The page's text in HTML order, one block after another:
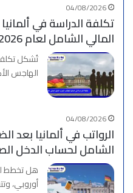
04/08/2026
تكلفة الدراسة في
المالي الشامل لعام 2026
تُشكل
الهاجس
04/08/2026
الشامل لحساب الدخل
هل تخطط
أوروبي،